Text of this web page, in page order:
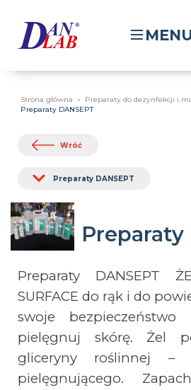
Strona główna
Preparaty do dezynfekcji i
Preparaty DANSEPT
Wróć
Preparaty DANSEPT
Preparaty
Preparaty DANSEPT
SURFACE do rąk i do
swoje bezpieczeństwo
pielęgnuj skórę. Żel
gliceryny roślinnej –
pielęgnującego.